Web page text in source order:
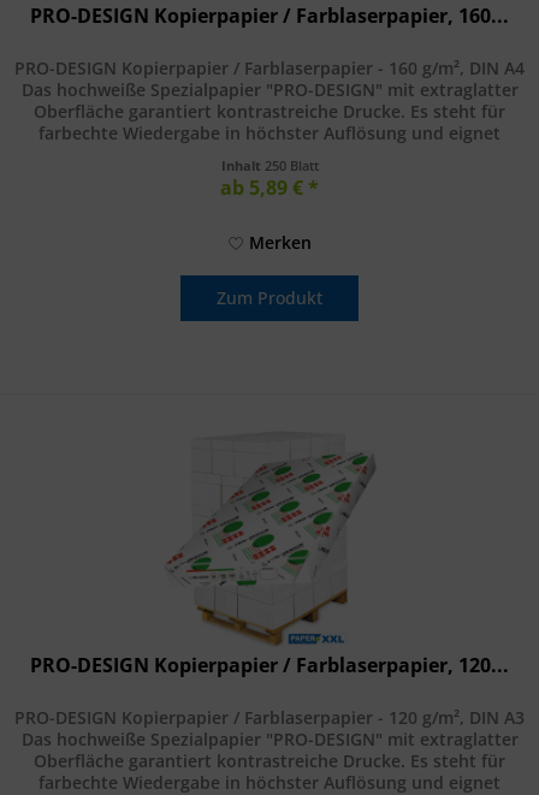
PRO-DESIGN Kopierpapier / Farblaserpapier, 160...
PRO-DESIGN Kopierpapier / Farblaserpapier - 160 g/m², DIN A4
Das hochweiße Spezialpapier "PRO-DESIGN" mit extraglatter
Oberfläche garantiert kontrastreiche Drucke. Es steht für
farbechte Wiedergabe in höchster Auflösung und eignet
Inhalt 250 Blatt
ab 5,89 € *
Merken
Zum Produkt
PRO-DESIGN Kopierpapier / Farblaserpapier, 120...
PRO-DESIGN Kopierpapier / Farblaserpapier - 120 g/m², DIN A3
Das hochweiße Spezialpapier "PRO-DESIGN" mit extraglatter
Oberfläche garantiert kontrastreiche Drucke. Es steht für
farbechte Wiedergabe in höchster Auflösung und eignet